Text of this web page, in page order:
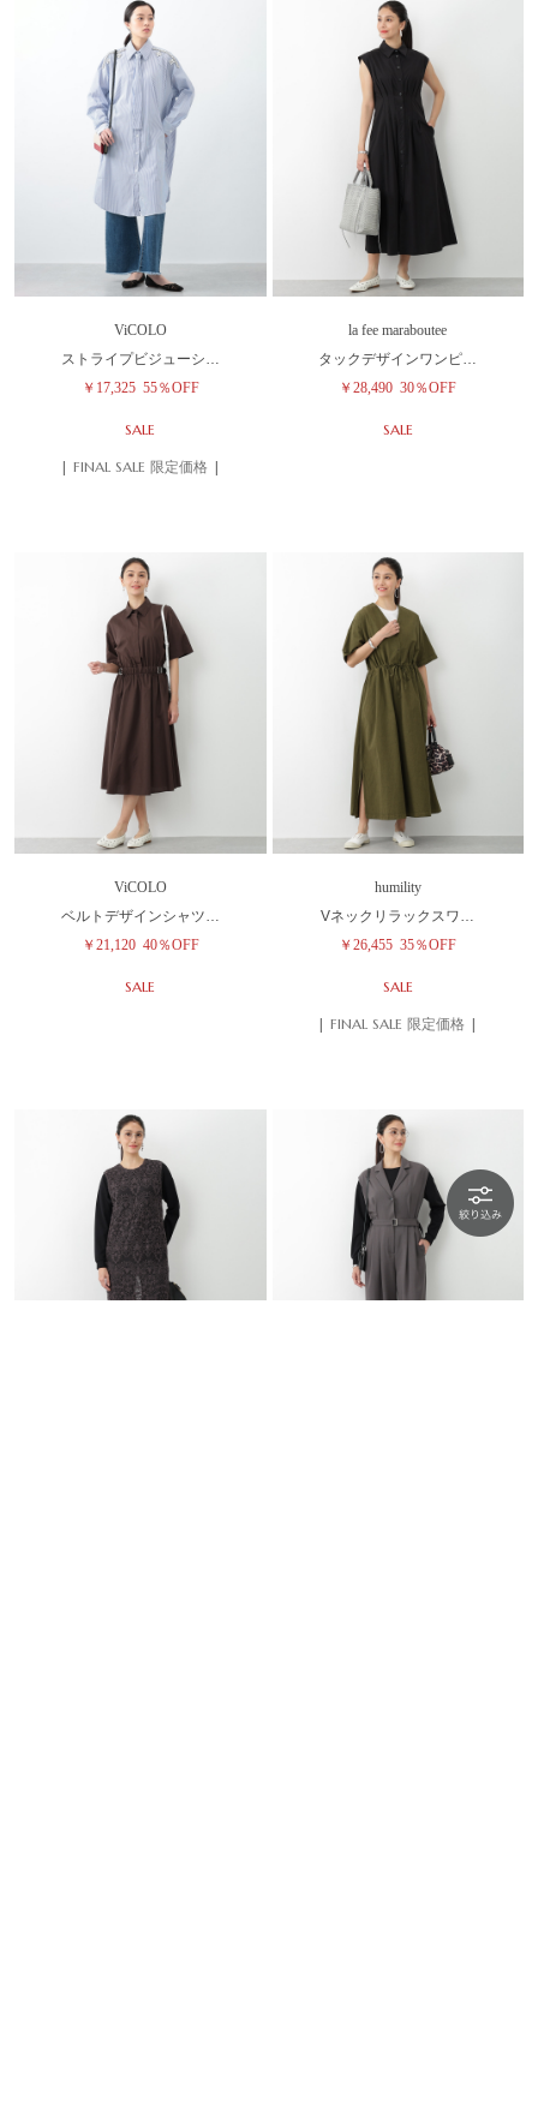
ViCOLO
ストライプビジューシ…
￥17,325 55％OFF
SALE
| FINAL SALE 限定価格 |
la fee maraboutee
タックデザインワンピ…
￥28,490 30％OFF
SALE
ViCOLO
ベルトデザインシャツ…
￥21,120 40％OFF
SALE
humility
Vネックリラックスワ…
￥26,455 35％OFF
SALE
| FINAL SALE 限定価格 |